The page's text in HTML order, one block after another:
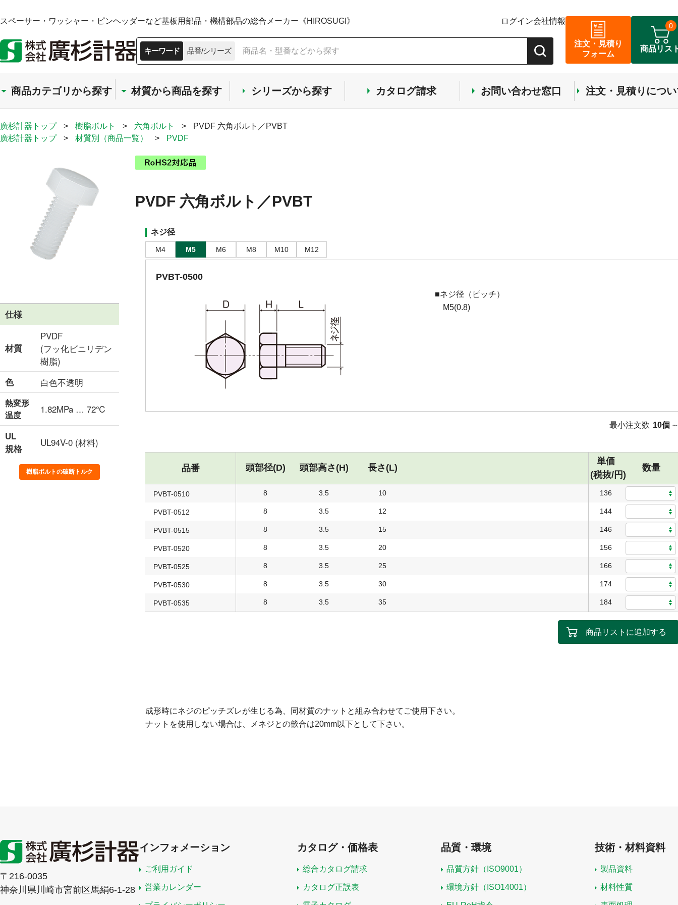
スペーサー・ワッシャー・ピンヘッダーなど基板用部品・機構部品の総合メーカー《HIROSUGI》 ログイン会社情報
キーワード 品番/シリーズ
注文・見積り
フォーム
商品リス
0
商品カテゴリから探す 材質から商品を探す シリーズから探す カタログ請求 お問い合わせ窓口 注文・見積りにつ
廣杉計器トップ > 樹脂ボルト > 六角ボルト >
PVDF 六角ボルト／PVBT
廣杉計器トップ
> 材質別（商品一覧） > PVDF
仕様
材質
PVDF
(フッ化ビニリデン
樹脂)
色 白色不透明
熱変形
温度
1.82MPa … 72℃
UL
規格
UL94V-0 (材料)
樹脂ボルトの破断トルク
PVDF 六角ボルト／PVBT
ネジ径
M4 M5 M6 M8 M10 M12
PVBT-0500
■ネジ径（ピッチ）
M5(0.8)
最小注文数 10個
品番 頭部径(D) 頭部高さ(H) 長さ(L)
単価
(税抜/円)
数量
PVBT-0510 8 3.5 10 136
PVBT-0512 8 3.5 12 144
PVBT-0515 8 3.5 15 146
PVBT-0520 8 3.5 20 156
PVBT-0525 8 3.5 25 166
PVBT-0530 8 3.5 30 174
PVBT-0535 8 3.5 35 184
商品リストに追加する
成形時にネジのピッチズレが生じる為、同材質のナットと組み合わせてご使用下さい。
ナットを使用しない場合は、メネジとの篏合は20mm以下として下さい。
〒216-0035
神奈川県川崎市宮前区馬絹6-1-28
インフォメーション
ご利用ガイド
営業カレンダー
カタログ・価格表
総合カタログ請求
カタログ正誤表
品質・環境
品質方針（ISO9001）
環境方針（ISO14001）
技術・材料資料
製品資料
材料性質